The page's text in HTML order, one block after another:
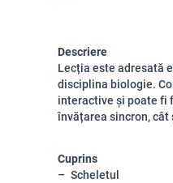
Descriere
Lecția este adresată
disciplina biologie.
interactive și poate fi
învățarea sincron, cât
Cuprins
Scheletul